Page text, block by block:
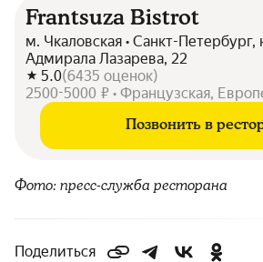
Frantsuza Bistrot
м. Чкаловская • Санкт-
Адмирала Лазарева, 22
5.0(6435 оценок)
2500-5000 ₽ • Французская,
Позвонить в
Фото: пресс-служба ресторана
Поделиться